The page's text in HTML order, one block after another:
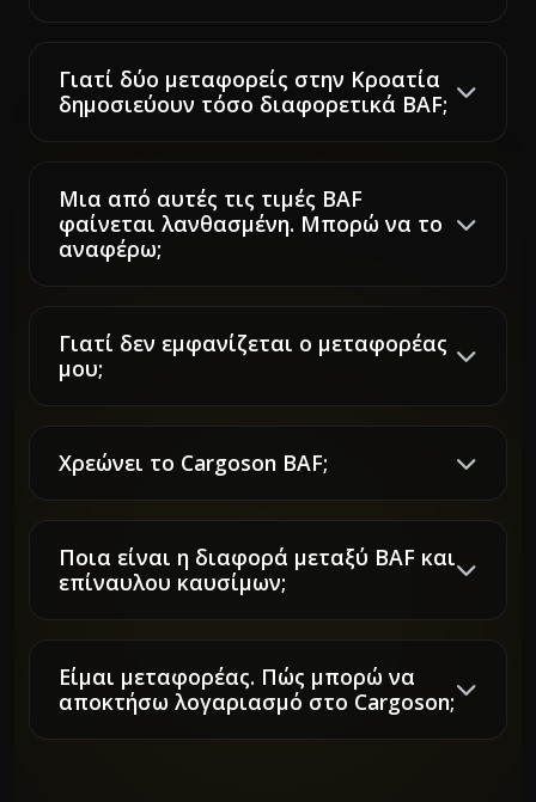
Γιατί δύο μεταφορείς στην Κροατία
δημοσιεύουν τόσο διαφορετικά BAF;
Μια από αυτές τις τιμές BAF
φαίνεται λανθασμένη. Μπορώ να το
αναφέρω;
Γιατί δεν εμφανίζεται ο μεταφορέας
μου;
Χρεώνει το Cargoson BAF;
Ποια είναι η διαφορά μεταξύ BAF και
επίναυλου καυσίμων;
Είμαι μεταφορέας. Πώς μπορώ να
αποκτήσω λογαριασμό στο Cargoson;